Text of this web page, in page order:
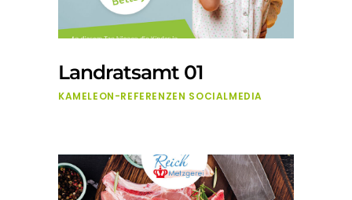
Landratsamt 01
KAMELEON-REFERENZEN SOCIALMEDIA